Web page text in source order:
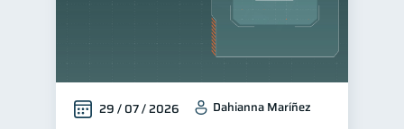
Finanzas para mujeres 20
13
Salud financiera 12
Productos financieros 11
29 / 07 / 2026 Dahianna Maríñez